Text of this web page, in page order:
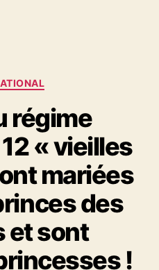
Catégories
régime
« vieilles
mariées
des
et sont
!